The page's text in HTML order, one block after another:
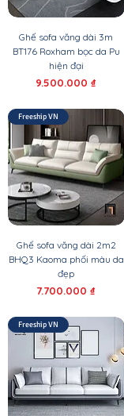
Ghế sofa văng dài 3m
BT176 Roxham bọc da Pu
hiện đại
Giá
9.500.000 ₫
Freeship VN
Ghế sofa văng dài 2m2
BHQ3 Kaoma phối màu da
đẹp
Giá
7.700.000 ₫
Freeship VN